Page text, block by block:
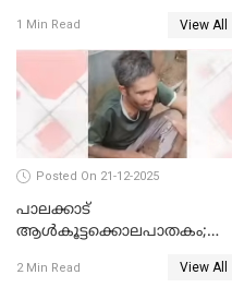
1 Min Read View All
Posted On 21-12-2025
പാലക്കാട്‌
ആൾകൂട്ടക്കൊലപാതകം;
ഊർജ്ജിതമാക്കിമാക്കി
2 Min Read View All